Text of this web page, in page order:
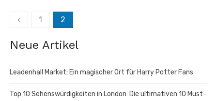
Beitragsnavigation
‹ 1 2
Neue Artikel
Leadenhall Market: Ein magischer Ort für Harry Potter Fans
Top 10 Sehenswürdigkeiten in London: Die ultimativen 10 Must-